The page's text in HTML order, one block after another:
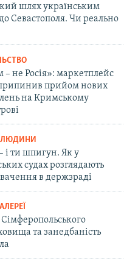
шлях українським
Севастополя. Чи реально
– не Росія»: маркетплейс
прийом нових
на Кримському
ЛЮДИНИ
і ти шпигун. Як у
судах розглядають
в держзраді
та занедбаність